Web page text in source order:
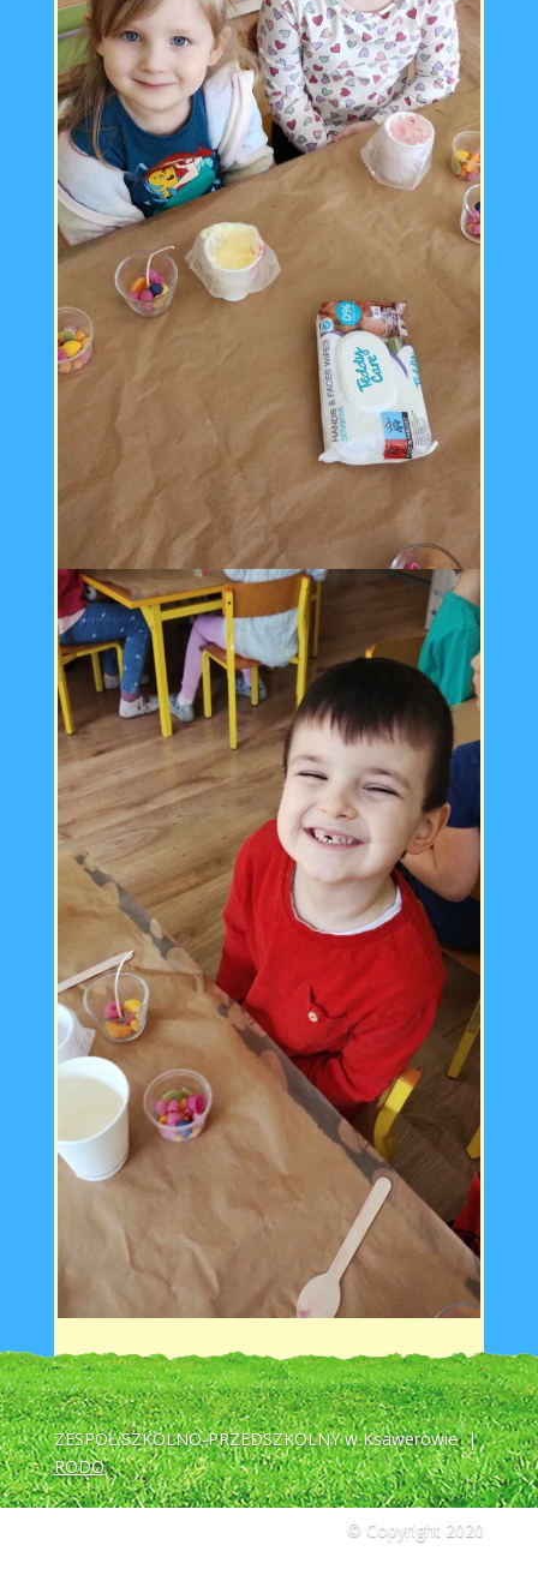
ZESPÓŁ SZKOLNO-PRZEDSZKOLNY w Ksawerowie |
RODO
© Copyright 2020